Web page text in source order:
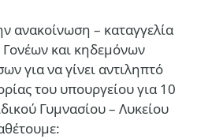
ανακοίνωση – καταγγελία
και κηδεμόνων
για να γίνει αντιληπτό
του υπουργείου για 10
Γυμνασίου – Λυκείου